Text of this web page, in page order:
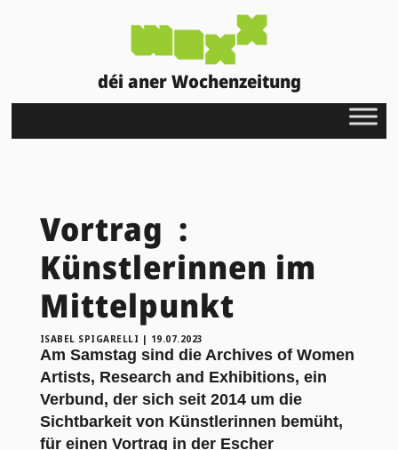
déi aner Wochenzeitung
Vortrag :
Künstlerinnen im
Mittelpunkt
ISABEL SPIGARELLI | 19.07.2023
Am Samstag sind die Archives of Women
Artists, Research and Exhibitions, ein
Verbund, der sich seit 2014 um die
Sichtbarkeit von Künstlerinnen bemüht,
für einen Vortrag in der Escher